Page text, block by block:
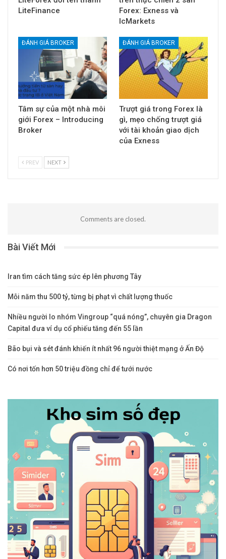
LiteFinance
Forex: Exness và
IcMarkets
ĐÁNH GIÁ BROKER
Tâm sự của một nhà môi
giới Forex – Introducing
Broker
ĐÁNH GIÁ BROKER
Trượt giá trong Forex là
gì, mẹo chống trượt giá
với tài khoản giao dịch
của Exness
PREV NEXT
Comments are closed.
Bài Viết Mới
Iran tìm cách tăng sức ép lên phương Tây
Mỗi năm thu 500 tỷ, từng bị phạt vì chất lượng thuốc
Nhiều người lo nhóm Vingroup “quá nóng”, chuyên gia Dragon
Capital đưa ví dụ cổ phiếu tăng đến 55 lần
Bão bụi và sét đánh khiến ít nhất 96 người thiệt mạng ở Ấn Độ
Có nơi tốn hơn 50 triệu đồng chỉ để tưới nước